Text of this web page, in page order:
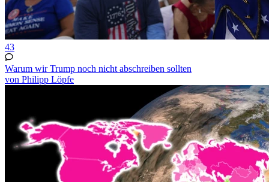
43
Warum wir Trump noch nicht abschreiben sollten
von Philipp Löpfe